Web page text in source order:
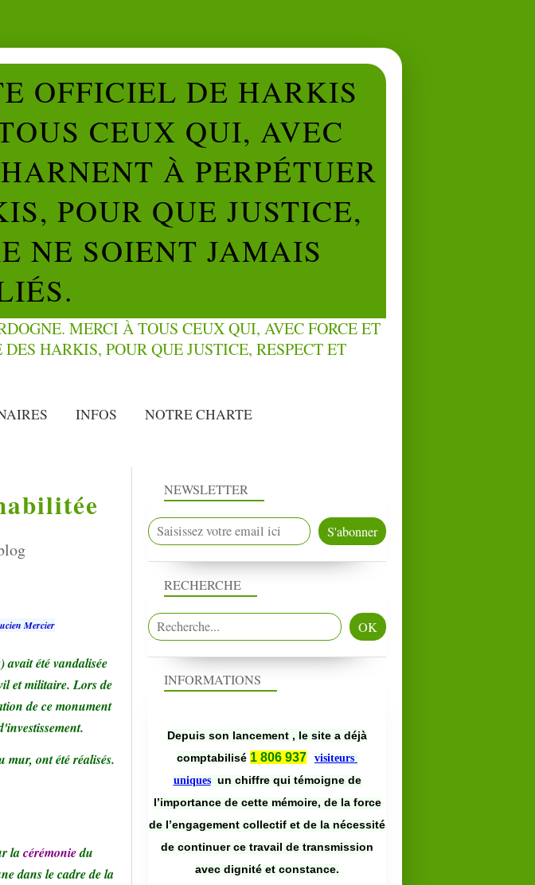
OFFICIEL DE HARKIS
CEUX QUI, AVEC
À PERPÉTUER
POUR QUE JUSTICE,
NE SOIENT JAMAIS
INFOS NOTRE CHARTE
Mercier
) avait été vandalisée
et militaire. Lors de
de ce monument
mur, ont été réalisés.
lacérémoniedu
dans le cadre de la
NEWSLETTER
RECHERCHE
INFORMATIONS
Depuis son lancement , le site a déjà
comptabilisé 1 806 937
visiteurs
uniques un chiffre qui témoigne de
l’importance de cette mémoire, de la force
de l’engagement collectif et de la nécessité
de continuer ce travail de transmission
avec dignité et constance.